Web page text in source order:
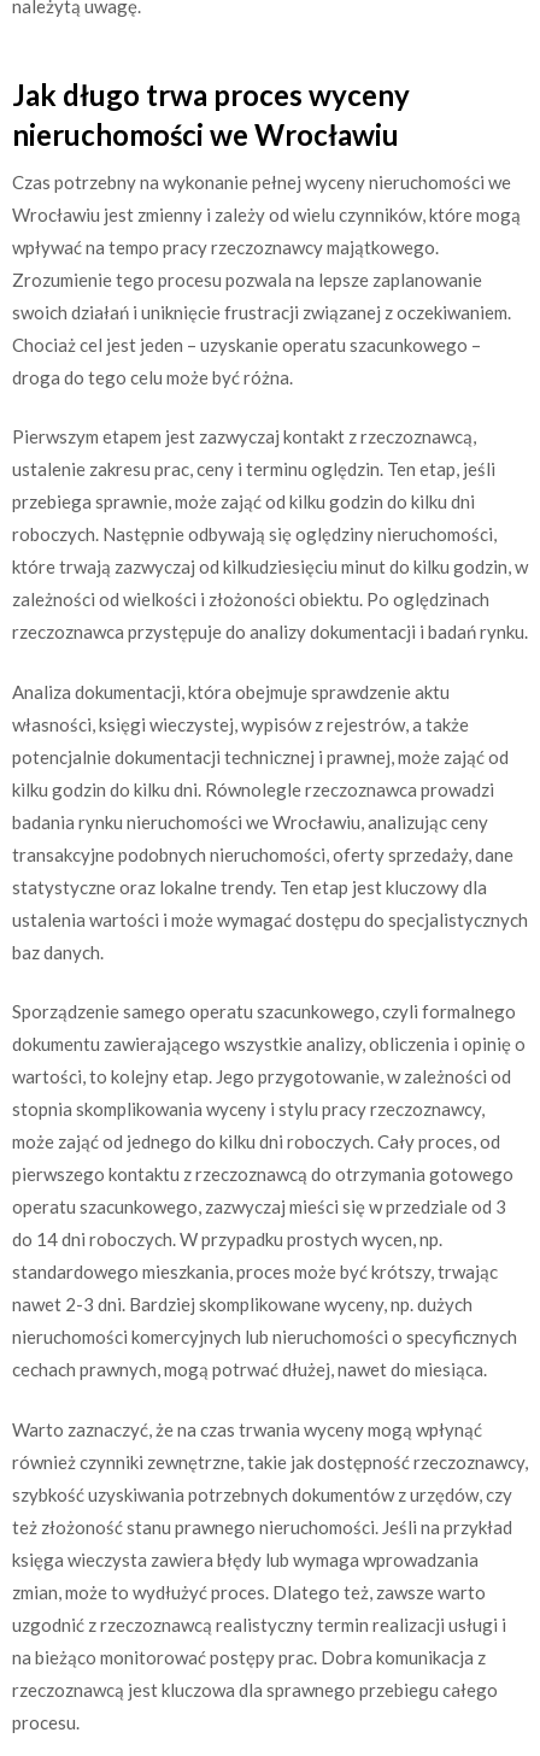
należytą uwagę.
Jak długo trwa proces wyceny
nieruchomości we Wrocławiu
Czas potrzebny na wykonanie pełnej wyceny nieruchomości we
Wrocławiu jest zmienny i zależy od wielu czynników, które mogą
wpływać na tempo pracy rzeczoznawcy majątkowego.
Zrozumienie tego procesu pozwala na lepsze zaplanowanie
swoich działań i uniknięcie frustracji związanej z oczekiwaniem.
Chociaż cel jest jeden – uzyskanie operatu szacunkowego –
droga do tego celu może być różna.
Pierwszym etapem jest zazwyczaj kontakt z rzeczoznawcą,
ustalenie zakresu prac, ceny i terminu oględzin. Ten etap, jeśli
przebiega sprawnie, może zająć od kilku godzin do kilku dni
roboczych. Następnie odbywają się oględziny nieruchomości,
które trwają zazwyczaj od kilkudziesięciu minut do kilku godzin, w
zależności od wielkości i złożoności obiektu. Po oględzinach
rzeczoznawca przystępuje do analizy dokumentacji i badań rynku.
Analiza dokumentacji, która obejmuje sprawdzenie aktu
własności, księgi wieczystej, wypisów z rejestrów, a także
potencjalnie dokumentacji technicznej i prawnej, może zająć od
kilku godzin do kilku dni. Równolegle rzeczoznawca prowadzi
badania rynku nieruchomości we Wrocławiu, analizując ceny
transakcyjne podobnych nieruchomości, oferty sprzedaży, dane
statystyczne oraz lokalne trendy. Ten etap jest kluczowy dla
ustalenia wartości i może wymagać dostępu do specjalistycznych
baz danych.
Sporządzenie samego operatu szacunkowego, czyli formalnego
dokumentu zawierającego wszystkie analizy, obliczenia i opinię o
wartości, to kolejny etap. Jego przygotowanie, w zależności od
stopnia skomplikowania wyceny i stylu pracy rzeczoznawcy,
może zająć od jednego do kilku dni roboczych. Cały proces, od
pierwszego kontaktu z rzeczoznawcą do otrzymania gotowego
operatu szacunkowego, zazwyczaj mieści się w przedziale od 3
do 14 dni roboczych. W przypadku prostych wycen, np.
standardowego mieszkania, proces może być krótszy, trwając
nawet 2-3 dni. Bardziej skomplikowane wyceny, np. dużych
nieruchomości komercyjnych lub nieruchomości o specyficznych
cechach prawnych, mogą potrwać dłużej, nawet do miesiąca.
Warto zaznaczyć, że na czas trwania wyceny mogą wpłynąć
również czynniki zewnętrzne, takie jak dostępność rzeczoznawcy,
szybkość uzyskiwania potrzebnych dokumentów z urzędów, czy
też złożoność stanu prawnego nieruchomości. Jeśli na przykład
księga wieczysta zawiera błędy lub wymaga wprowadzania
zmian, może to wydłużyć proces. Dlatego też, zawsze warto
uzgodnić z rzeczoznawcą realistyczny termin realizacji usługi i
na bieżąco monitorować postępy prac. Dobra komunikacja z
rzeczoznawcą jest kluczowa dla sprawnego przebiegu całego
procesu.